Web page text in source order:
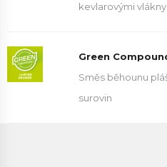
kevlarovými vlákny.
Green
Směs běhounu
surovin